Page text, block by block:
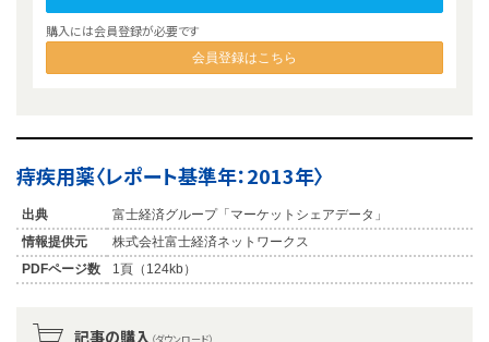
購入には会員登録が必要です
会員登録はこちら
痔疾用薬〈レポート基準年：2013年〉
出典
富士経済グループ「マーケットシェアデータ」
情報提供元
株式会社富士経済ネットワークス
PDFページ数
1頁（124kb）
記事の購入 （ダウンロード）